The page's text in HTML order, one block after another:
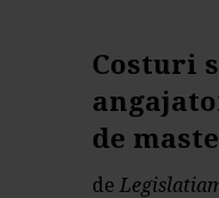
Costuri
de
de